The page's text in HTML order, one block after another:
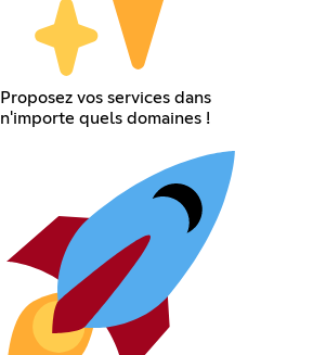
Proposez vos services dans
n'importe quels domaines !